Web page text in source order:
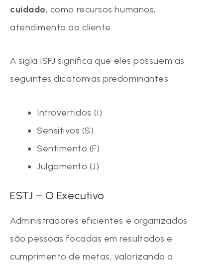
cuidado, como recursos humanos,
atendimento ao cliente.
A sigla ISFJ significa que eles possuem as
seguintes dicotomias predominantes:
Introvertidos (I)
Sensitivos (S)
Sentimento (F)
Julgamento (J)
ESTJ – O Executivo
Administradores eficientes e organizados
são pessoas focadas em resultados e
cumprimento de metas, valorizando a